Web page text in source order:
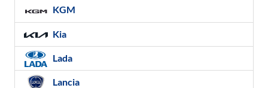
KGM
Kia
Lada
Lancia